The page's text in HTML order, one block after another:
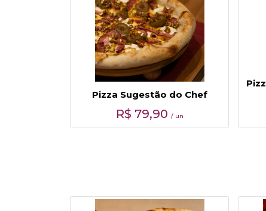
Pizza Sugestão do Chef
R$ 79,90 / un